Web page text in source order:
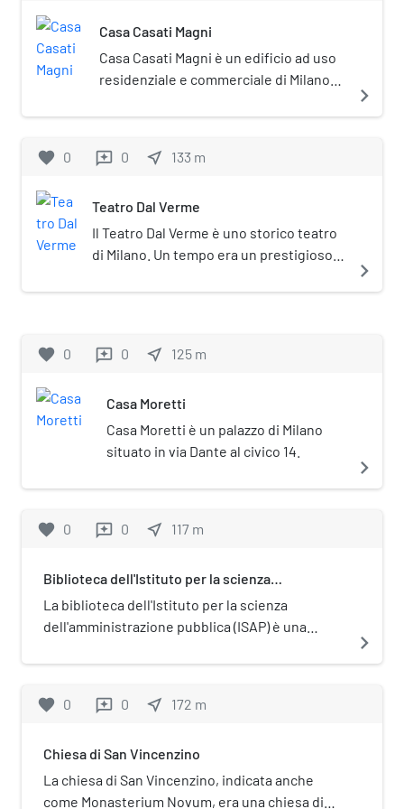
costruzione di una grande piazza
circolare circondata da sontuosi
edifici in stile neoclassico.
Casa Casati Magni
Casa Casati Magni è un edificio ad uso
residenziale e commerciale di Milano
navigate_next
favorite 0 reviews 0 near_me 133 m
Teatro Dal Verme
Il Teatro Dal Verme è uno storico teatro
di Milano. Un tempo era un prestigioso
politici. Oggi è utilizzato per concerti di
navigate_next
favorite 0 reviews 0 near_me 125 m
Casa Moretti
Casa Moretti è un palazzo di Milano
situato in via Dante al civico 14.
navigate_next
favorite 0 reviews 0 near_me 117 m
Biblioteca dell'Istituto per la scienza
La biblioteca dell'Istituto per la scienza
dell'amministrazione pubblica (ISAP) è una
giuridiche, che ha sede a Milano. L'ISAP
riguarda l'evolversi delle caratteristiche
ed estera. La biblioteca possiede un patrimonio
librario di circa 16.000 volumi, raccolti nella
collezione dal 1960; sono presenti anche
navigate_next
favorite 0 reviews 0 near_me 172 m
Chiesa di San Vincenzino
La chiesa di San Vincenzino, indicata anche
come Monasterium Novum, era una chiesa di